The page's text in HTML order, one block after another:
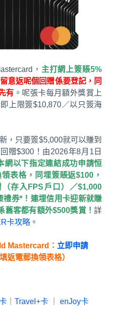
， 主打網上簽賬5%
留意返呢個回贈係要登記，同
有 。呢張卡每月額外獎賞上
上限簽$10,870／以只簽海
，只要簽$5,000就可以賺到
贈$300！由2026年8月1日
網以下指定連結成功申請恒
表格，同埋簽賬返$100，
存入FPS戶口）／$1,000
券*！連埋信用卡迎新就賺
舊客都有額外$500獎賞！詳
卡攻略 。
Mastercard： 立即申請
返電郵換領表格）
Travel+卡 enJoy卡